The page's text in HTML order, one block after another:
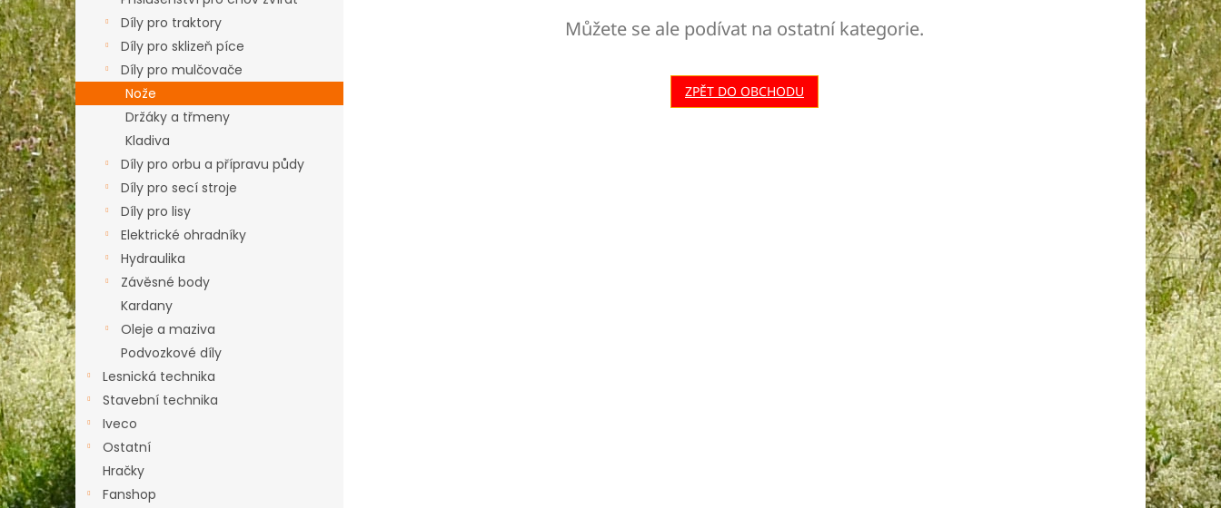
e
l
Díly pro traktory
Díly pro sklizeň píce
Díly pro mulčovače
Nože
Držáky a třmeny
Kladiva
Díly pro orbu a přípravu půdy
Díly pro secí stroje
Díly pro lisy
Elektrické ohradníky
Hydraulika
Závěsné body
Kardany
Oleje a maziva
Podvozkové díly
Lesnická technika
Stavební technika
Iveco
Ostatní
Hračky
Fanshop
Můžete se ale podívat na ostatní kategorie.
ZPĚT DO OBCHODU